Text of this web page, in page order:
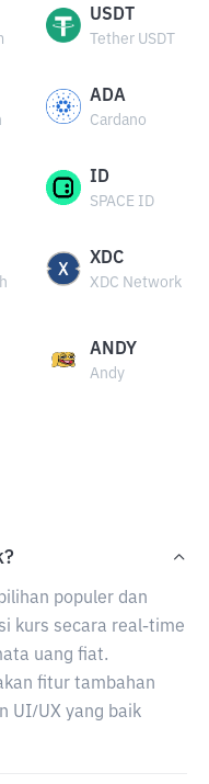
USDT
Tether USDT
ADA
Cardano
ID
SPACE ID
XDC
XDC Network
ANDY
Andy
populer dan
kurs secara real-time
uang fiat.
fitur tambahan
UI/UX yang baik